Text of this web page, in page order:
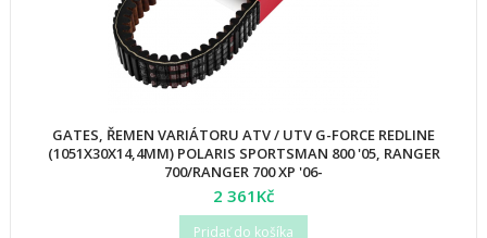
GATES, ŘEMEN VARIÁTORU ATV / UTV G-FORCE REDLINE
(1051X30X14,4MM) POLARIS SPORTSMAN 800 '05, RANGER
700/RANGER 700 XP '06-
2 361Kč
Pridať do košíka